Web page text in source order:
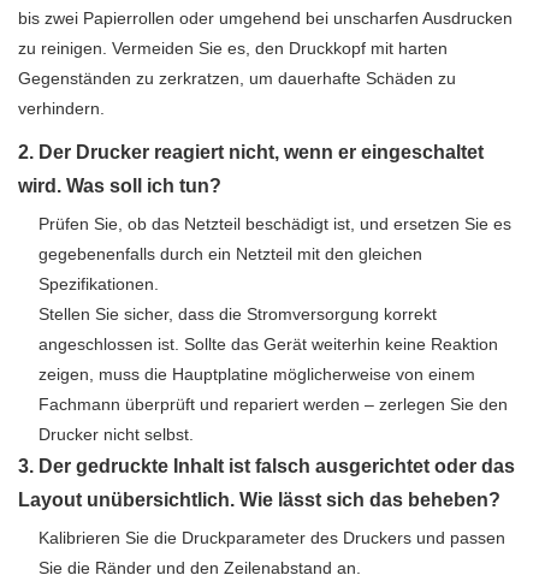
bis zwei Papierrollen oder umgehend bei unscharfen Ausdrucken
zu reinigen. Vermeiden Sie es, den Druckkopf mit harten
Gegenständen zu zerkratzen, um dauerhafte Schäden zu
verhindern.
2. Der Drucker reagiert nicht, wenn er eingeschaltet
wird. Was soll ich tun?
Prüfen Sie, ob das Netzteil beschädigt ist, und ersetzen Sie es
gegebenenfalls durch ein Netzteil mit den gleichen
Spezifikationen.
Stellen Sie sicher, dass die Stromversorgung korrekt
angeschlossen ist. Sollte das Gerät weiterhin keine Reaktion
zeigen, muss die Hauptplatine möglicherweise von einem
Fachmann überprüft und repariert werden – zerlegen Sie den
Drucker nicht selbst.
3. Der gedruckte Inhalt ist falsch ausgerichtet oder das
Layout unübersichtlich. Wie lässt sich das beheben?
Kalibrieren Sie die Druckparameter des Druckers und passen
Sie die Ränder und den Zeilenabstand an.